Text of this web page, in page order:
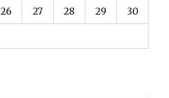
26 27 28 29 30